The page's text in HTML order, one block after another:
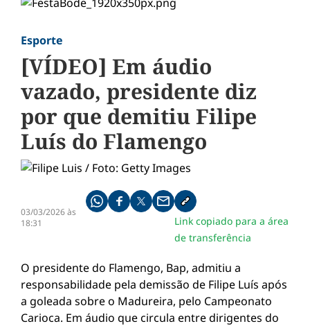
Esporte
[VÍDEO] Em áudio
vazado, presidente diz
por que demitiu Filipe
Luís do Flamengo
03/03/2026 às
18:31
Compartilhe pelo whatsapp
Compartilhar no facebook
Compartilhar no twitter
Compartilhe pelo email
Copiar link da notícia
Link copiado para a área
de transferência
O presidente do Flamengo, Bap, admitiu a
responsabilidade pela demissão de Filipe Luís após
a goleada sobre o Madureira, pelo Campeonato
Carioca. Em áudio que circula entre dirigentes do